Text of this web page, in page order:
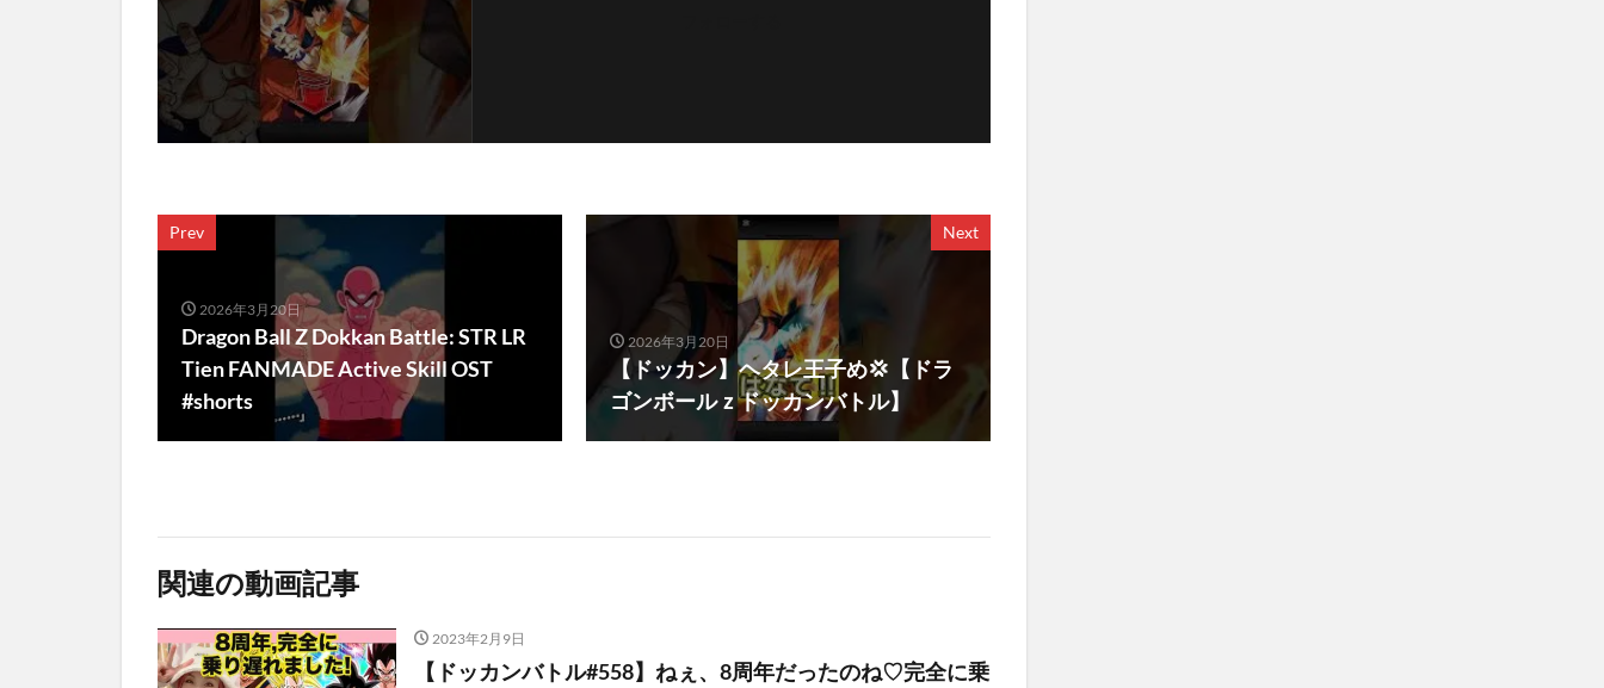
Prev
2026年3月20日
Dragon Ball Z Dokkan Battle: STR LR
Tien FANMADE Active Skill OST
#shorts
Next
2026年3月20日
【ドッカン】ヘタレ王子め💢【ドラ
ゴンボールｚドッカンバトル】
関連の動画記事
2023年2月9日
【ドッカンバトル#558】ねぇ、8周年だったのね♡完全に乗